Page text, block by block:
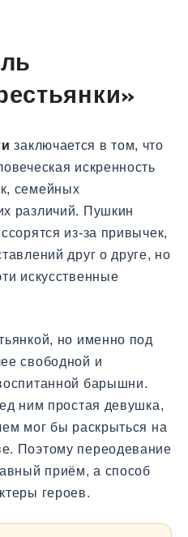
заключается в том, что
искренность
семейных
различий. Пушкин
из-за привычек,
друг о друге, но
искусственные
но именно под
свободной и
барышни.
ним простая девушка,
мог бы раскрыться на
Поэтому переодевание
приём, а способ
героев.